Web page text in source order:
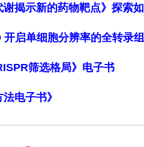
揭示新的药物靶点》探索
启单细胞分辨率的全转录组
筛选格局》电子书
电子书》